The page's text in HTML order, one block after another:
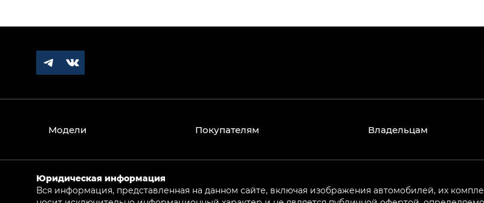
Модели Покупателям Владельцам
Юридическая информация
Вся информация, представленная на данном сайте, включая изображения автомобилей, их